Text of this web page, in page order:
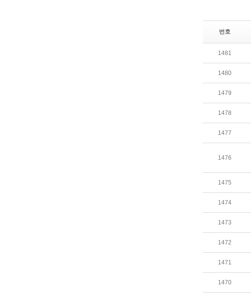
번호
1481
1480
1479
1478
1477
1476
1475
1474
1473
1472
1471
1470